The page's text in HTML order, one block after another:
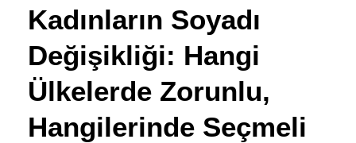
Kadınların Soyadı
Değişikliği: Hangi
Ülkelerde Zorunlu,
Hangilerinde Seçmeli